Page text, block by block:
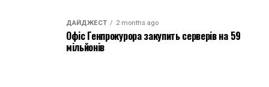
ДАЙДЖЕСТ 2 months ago
Офіс Генпрокурора закупить серверів на 59
мільйонів